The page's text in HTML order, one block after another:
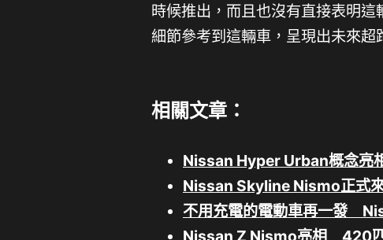
時候推出，而且也沒有直接表明
細節參考到這輛車，呈現出未來超
相關文章：
Nissan Hyper Urban概念亮
Nissan Skyline Nismo正式
不用充電的電動車再一發
Nissan Z Nismo亮相 420